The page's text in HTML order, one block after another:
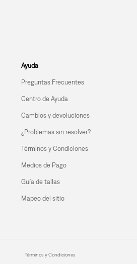
Ayuda
Preguntas Frecuentes
Centro de Ayuda
Cambios y devoluciones
¿Problemas sin resolver?
Términos y Condiciones
Medios de Pago
Guía de tallas
Mapeo del sitio
Términos y Condiciones